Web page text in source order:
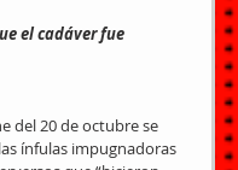
el cadáver fue
del 20 de octubre se
ínfulas impugnadoras